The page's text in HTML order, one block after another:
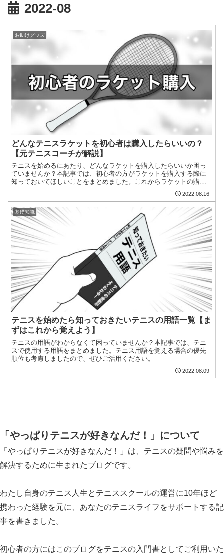
2022-08
お助けグッズ
どんなテニスラケットを初心者は購入したらいいの？
【元テニスコーチが解説】
テニスを始めるにあたり、どんなラケットを購入したらいいか困っ
ていませんか？本記事では、初心者の方がラケットを購入する際に
知っておいてほしいことをまとめました。これからラケットの購入
2022.08.16
基礎知識
テニスを始めたら知っておきたいテニスの用語一覧【ま
ずはこれから覚えよう】
テニスの用語がわからなくて困っていませんか？本記事では、テニ
スで使用する用語をまとめました。テニス用語を覚える場合の優先
順位も考慮しましたので、ぜひご活用ください。
2022.08.09
「やっぱりテニスが好きなんだ！」について
「やっぱりテニスが好きなんだ！」は、テニスの疑問や悩みを
解決するために生まれたブログです。
わたし自身のテニス人生とテニススクールの運営に10年ほど
携わった経験を元に、あなたのテニスライフをサポートする記
事を書きました。
初心者の方にはこのブログをテニスの入門書としてご利用いた